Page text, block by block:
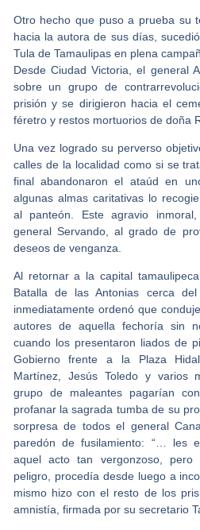
Otro hecho que puso a prueba su
hacia la autora de sus días,
Tula de Tamaulipas en plena
Desde Ciudad Victoria, el general
sobre un grupo de
prisión y se dirigieron hacia el
féretro y restos mortuorios de doña
Una vez logrado su perverso
calles de la localidad como si se
final abandonaron el ataúd en
algunas almas caritativas lo
al panteón. Este agravio
general Servando, al grado de
deseos de venganza.
Al retornar a la capital
Batalla de las Antonias cerca
inmediatamente ordenó que
autores de aquella fechoría sin
cuando los presentaron liados de
Gobierno frente a la Plaza
Martínez, Jesús Toledo y varios
grupo de maleantes pagarían
profanar la sagrada tumba de su
sorpresa de todos el general
paredón de fusilamiento: “… les
aquel acto tan vergonzoso,
peligro, procedía desde luego a
mismo hizo con el resto de los
amnistía, firmada por su secretario